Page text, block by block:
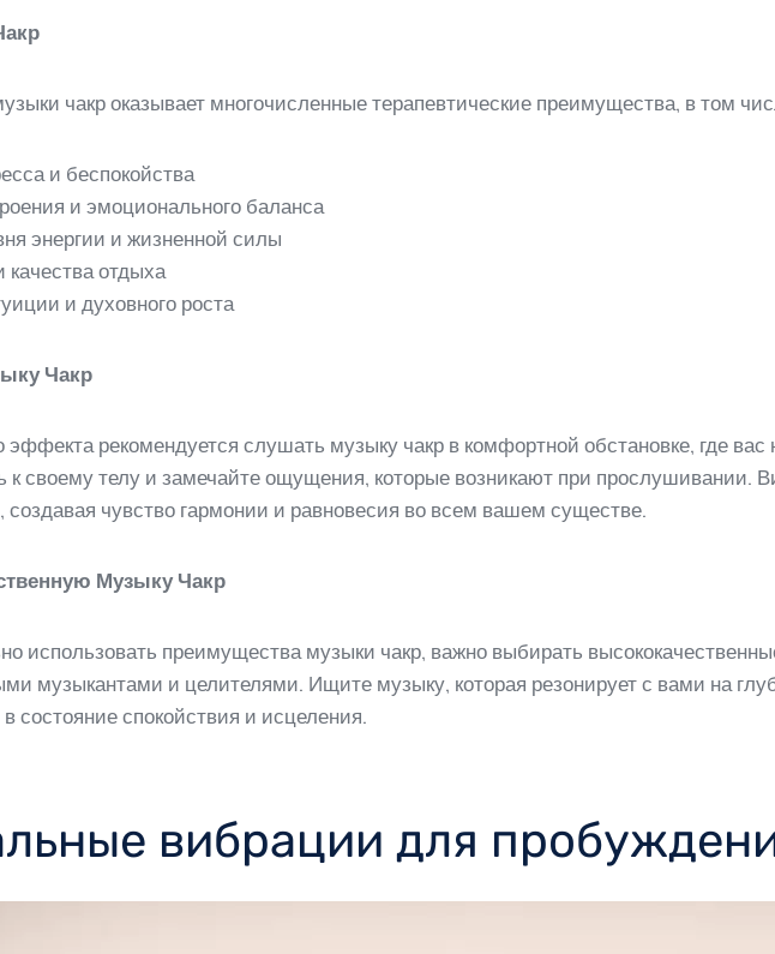
чакр оказывает многочисленные терапевтические преимущества, в том
и беспокойства
и эмоционального баланса
энергии и жизненной силы
отдыха
и духовного роста
Чакр
рекомендуется слушать музыку чакр в комфортной обстановке, где вас
своему телу и замечайте ощущения, которые возникают при прослушивании.
создавая чувство гармонии и равновесия во всем вашем существе.
Музыку Чакр
использовать преимущества музыки чакр, важно выбирать
музыкантами и целителями. Ищите музыку, которая резонирует с вами на
в состояние спокойствия и исцеления.
вибрации для